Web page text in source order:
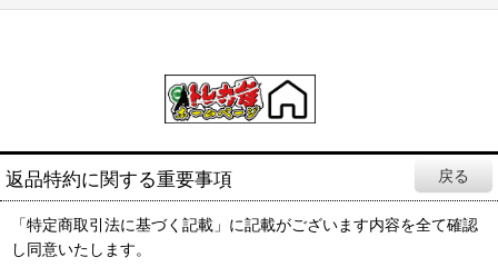
返品特約に関する重要事項 戻る
「特定商取引法に基づく記載」に記載がございます内容を全て確認
し同意いたします。